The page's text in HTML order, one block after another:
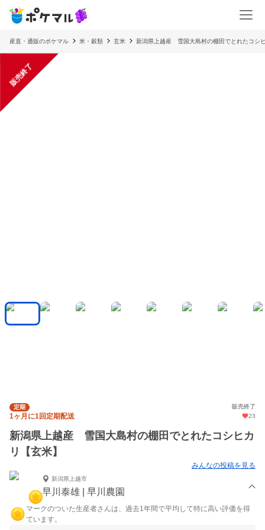
産直・通販のポケマル 米・穀類 玄米 新潟県上越産 雪国大島村の棚田でとれたコ
販売終了
定期 販売終了
1ヶ月に1回定期配送 23
新潟県上越産 雪国大島村の棚田でとれたコシヒカ
リ【玄米】
みんなの投稿を見る
新潟県上越市
早川泰雄 | 早川農園
マークのついた生産者さんは、過去1年間で平均して特に高い評価を得
ています。